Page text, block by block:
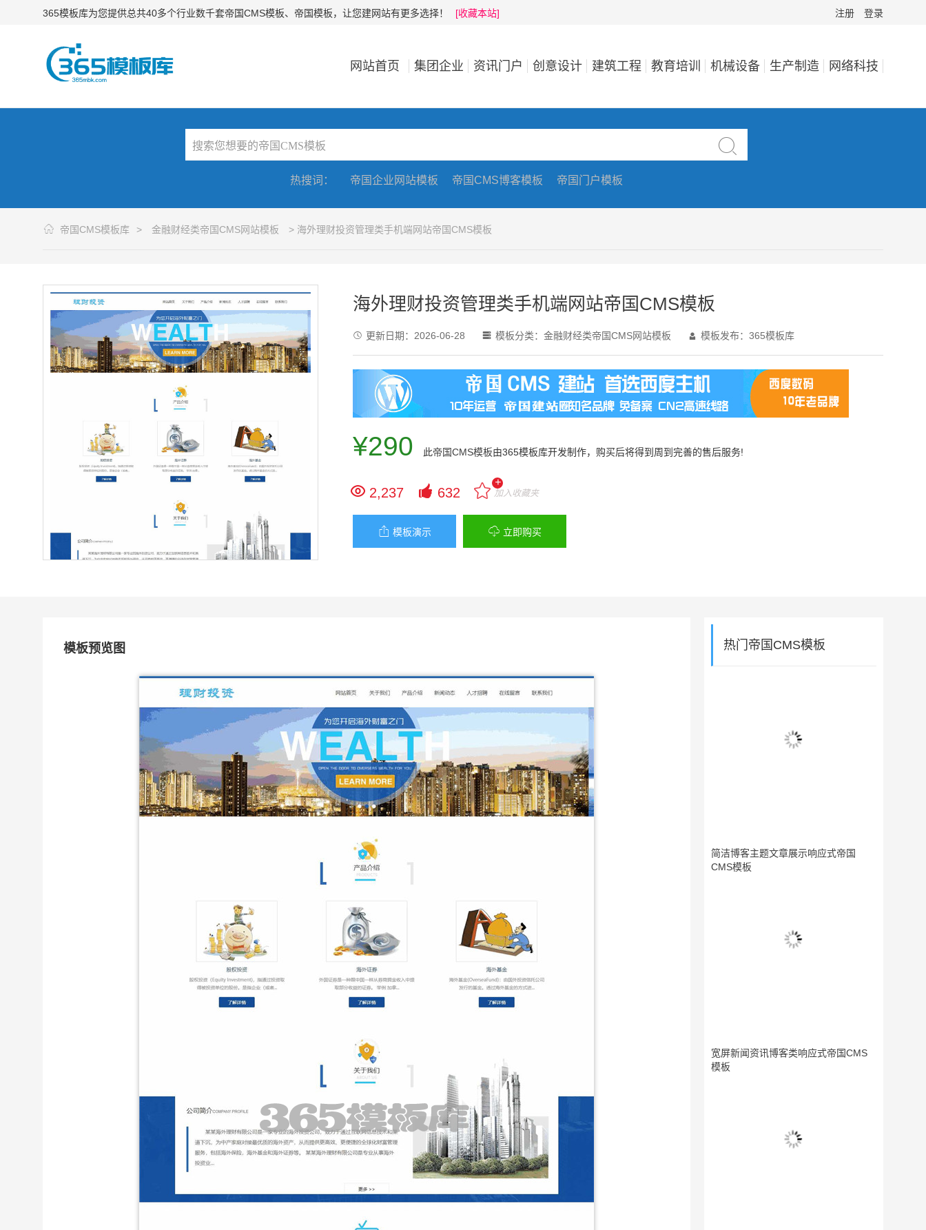
365模板库为您提供总共40多个行业数千套帝国CMS模板、帝国模板，让您建网站有更多选择！ [收藏本站] 注册 登录
网站首页 集团企业 资讯门户 创意设计 建筑工程 教育培训 机械设备 生产制造 网络科技

热搜词： 帝国企业网站模板 帝国CMS博客模板 帝国门户模板
帝国CMS模板库 > 金融财经类帝国CMS网站模板 > 海外理财投资管理类手机端网站帝国CMS模板
海外理财投资管理类手机端网站帝国CMS模板
 更新日期： 2026-06-28  模板分类： 金融财经类帝国CMS网站模板  模板发布：365模板库
¥290 此帝国CMS模板由365模板库开发制作，购买后将得到周到完善的售后服务!
 2,237  632
+
加入收藏夹
 模板演示  立即购买
模板预览图 热门帝国CMS模板
简洁博客主题文章展示响应式帝国
CMS模板
宽屏新闻资讯博客类响应式帝国CMS
模板